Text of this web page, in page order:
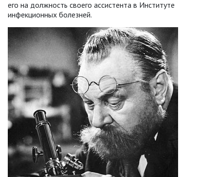
его на должность своего ассистента в Институте
инфекционных болезней.